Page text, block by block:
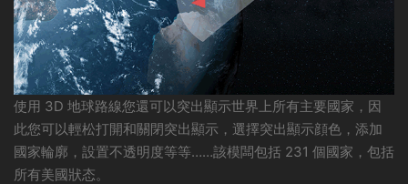
使用 3D 地球路線您還可以突出顯示世界上所有主要國家，因
此您可以輕松打開和關閉突出顯示，選擇突出顯示顔色，添加
國家輪廓，設置不透明度等等……該模闆包括 231 個國家，包括
所有美國狀态。